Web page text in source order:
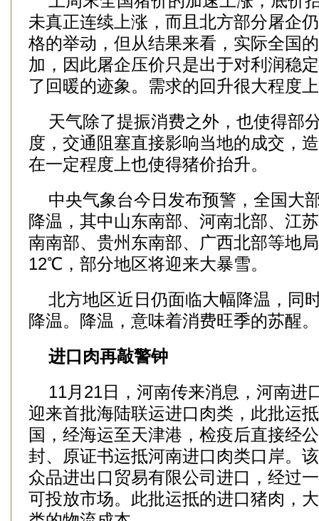
未真正连续上涨，而且北方部分屠企
格的举动，但从结果来看，实际全国
加，因此屠企压价只是出于对利润稳
了回暖的迹象。需求的回升很大程度
天气除了提振消费之外，也使得部
度，交通阻塞直接影响当地的成交，
在一定程度上也使得猪价抬升。
中央气象台今日发布预警，全国大
降温，其中山东南部、河南北部、江
南南部、贵州东南部、广西北部等地
12℃，部分地区将迎来大暴雪。
北方地区近日仍面临大幅降温，同
降温。降温，意味着消费旺季的苏醒。
进口肉再敲警钟
11月21日，河南传来消息，河南进
迎来首批海陆联运进口肉类，此批运
国，经海运至天津港，检疫后直接经
封、原证书运抵河南进口肉类口岸。
众品进出口贸易有限公司进口，经过
可投放市场。此批运抵的进口猪肉，